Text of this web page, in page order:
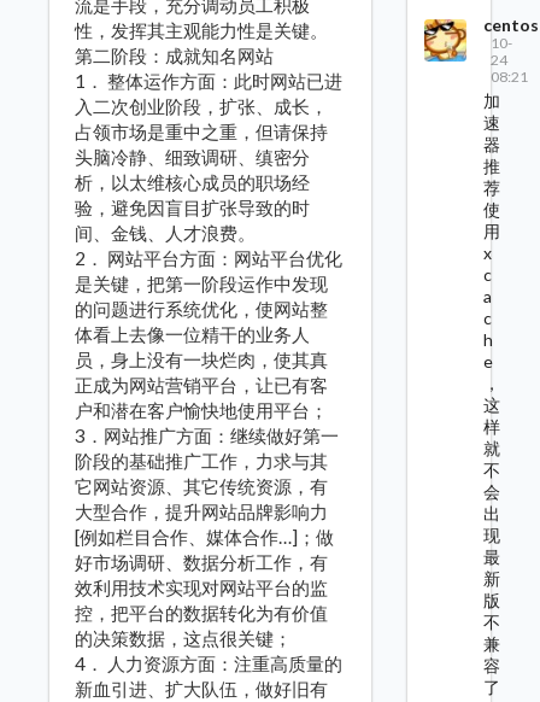
流是手段，充分调动员工积极
性，发挥其主观能力性是关键。
第二阶段：成就知名网站
1． 整体运作方面：此时网站已进
入二次创业阶段，扩张、成长，
占领市场是重中之重，但请保持
头脑冷静、细致调研、缜密分
析，以太维核心成员的职场经
验，避免因盲目扩张导致的时
间、金钱、人才浪费。
2． 网站平台方面：网站平台优化
是关键，把第一阶段运作中发现
的问题进行系统优化，使网站整
体看上去像一位精干的业务人
员，身上没有一块烂肉，使其真
正成为网站营销平台，让已有客
户和潜在客户愉快地使用平台；
3．网站推广方面：继续做好第一
阶段的基础推广工作，力求与其
它网站资源、其它传统资源，有
大型合作，提升网站品牌影响力
[例如栏目合作、媒体合作…]；做
好市场调研、数据分析工作，有
效利用技术实现对网站平台的监
控，把平台的数据转化为有价值
的决策数据，这点很关键；
4． 人力资源方面：注重高质量的
新血引进、扩大队伍，做好旧有
centos
10-
24
08:21
加
速
器
推
荐
使
用
x
c
a
c
h
e
，
这
样
就
不
会
出
现
最
新
版
不
兼
容
了